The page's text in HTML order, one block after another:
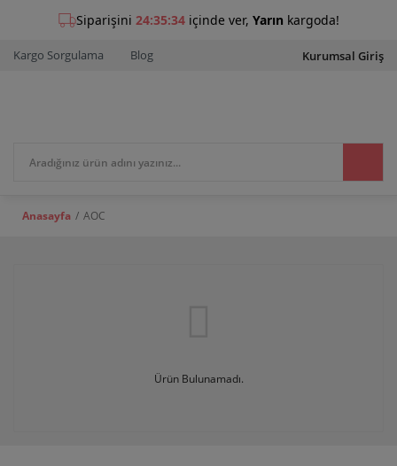
Kargo Sorgulama Blog Kurumsal Giriş
Anasayfa AOC
Ürün Bulunamadı.